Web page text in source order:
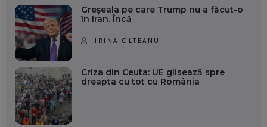
Greșeala pe care Trump nu a făcut-o
în Iran. Încă
IRINA OLTEANU
Criza din Ceuta: UE glisează spre
dreapta cu tot cu România